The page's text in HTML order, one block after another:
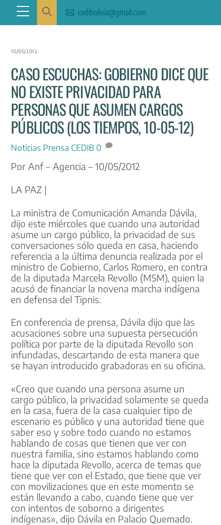
content
Menu cedibolivia@gmail.com
10/05/2012
CASO ESCUCHAS: GOBIERNO DICE QUE
NO EXISTE PRIVACIDAD PARA
PERSONAS QUE ASUMEN CARGOS
PÚBLICOS (LOS TIEMPOS, 10-05-12)
Noticias Prensa CEDIB 0
Por Anf – Agencia – 10/05/2012
LA PAZ |
La ministra de Comunicación Amanda Dávila,
dijo este miércoles que cuando una autoridad
asume un cargo público, la privacidad de sus
conversaciones sólo queda en casa, haciendo
referencia a la última denuncia realizada por el
ministro de Gobierno, Carlos Romero, en contra
de la diputada Marcela Revollo (MSM), quien la
acusó de financiar la novena marcha indígena
en defensa del Tipnis.
En conferencia de prensa, Dávila dijo que las
acusaciones sobre una supuesta persecución
política por parte de la diputada Revollo son
infundadas, descartando de esta manera que
se hayan introducido grabadoras en su oficina.
«Creo que cuando una persona asume un
cargo público, la privacidad solamente se queda
en la casa, fuera de la casa cualquier tipo de
escenario es público y una autoridad tiene que
saber eso y sobre todo cuando no estamos
hablando de cosas que tienen que ver con
nuestra familia, sino estamos hablando como
hace la diputada Revollo, acerca de temas que
tiene que ver con el Estado, que tiene que ver
con movilizaciones que en este momento se
están llevando a cabo, cuando tiene que ver
con intentos de soborno a dirigentes
indígenas», dijo Dávila en Palacio Quemado.